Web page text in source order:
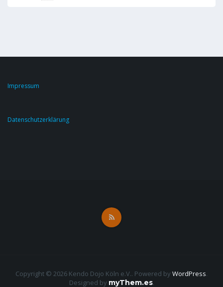
Impressum
Datenschutzerklärung
Copyright © 2026 Kendo Dojo Köln e.V.. Powered by WordPress.
Designed by myThem.es.